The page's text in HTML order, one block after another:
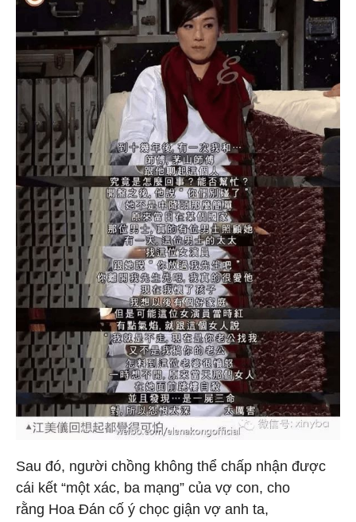
Sau đó, người chồng không thể chấp nhận được
cái kết “một xác, ba mạng” của vợ con, cho
rằng Hoa Đán cố ý chọc giận vợ anh ta,